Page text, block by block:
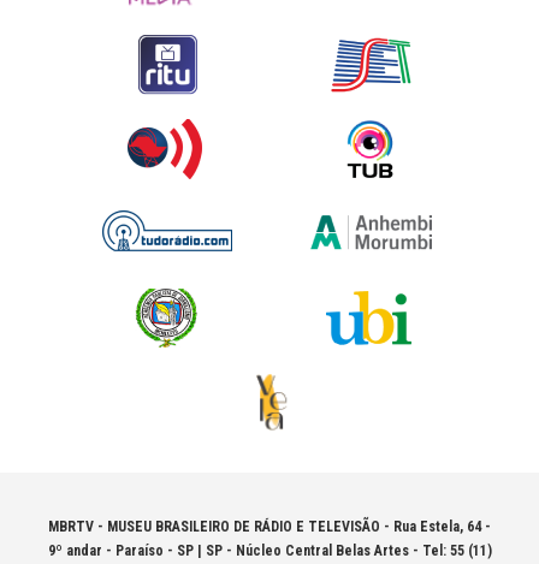
MBRTV - MUSEU BRASILEIRO DE RÁDIO E TELEVISÃO - Rua Estela, 64 -
9º andar - Paraíso - SP | SP - Núcleo Central Belas Artes - Tel: 55 (11)